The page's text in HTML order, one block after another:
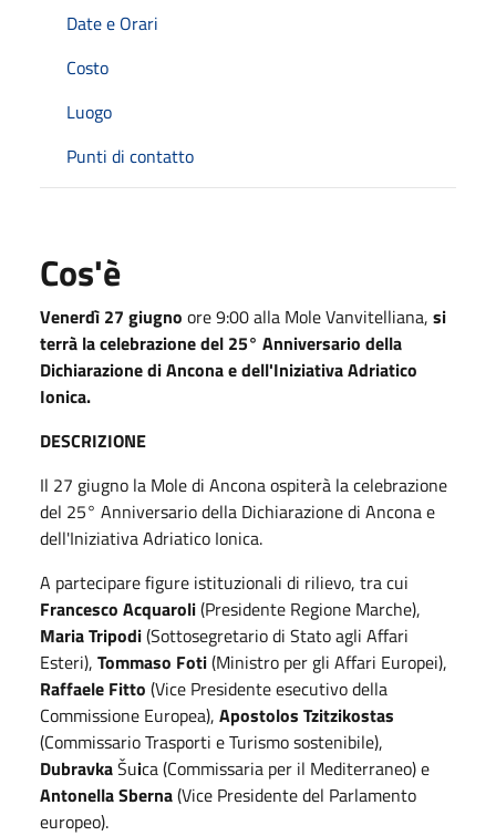
Date e Orari
Costo
Luogo
Punti di contatto
Cos'è
Venerdì 27 giugno ore 9:00 alla Mole Vanvitelliana, si
terrà la celebrazione del 25° Anniversario della
Dichiarazione di Ancona e dell'Iniziativa Adriatico
Ionica.
DESCRIZIONE
Il 27 giugno la Mole di Ancona ospiterà la celebrazione
del 25° Anniversario della Dichiarazione di Ancona e
dell'Iniziativa Adriatico Ionica.
A partecipare figure istituzionali di rilievo, tra cui
Francesco Acquaroli(Presidente Regione Marche),
Maria Tripodi(Sottosegretario di Stato agli Affari
Esteri), Tommaso Foti(Ministro per gli Affari Europei),
Raffaele Fitto (Vice Presidente esecutivo della
Commissione Europea), Apostolos Tzitzikostas
(Commissario Trasporti e Turismo sostenibile),
DubravkaŠuica (Commissaria per il Mediterraneo) e
Antonella Sberna(Vice Presidente del Parlamento
europeo).